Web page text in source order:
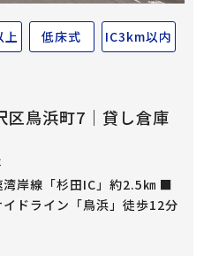
上 低床式 IC3km以内
区鳥浜町7｜貸し倉庫
岸線「杉田IC」約2.5㎞ ■
ドライン「鳥浜」徒歩12分